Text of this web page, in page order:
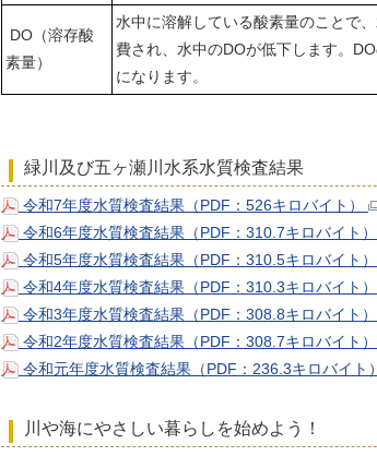
DO（溶存酸
素量）
水中に溶解している酸素量のことで
費され、水中のDOが低下します。
になります。
緑川及び五ヶ瀬川水系水質検査結果
令和7年度水質検査結果（PDF：526キロバイト）
令和6年度水質検査結果（PDF：310.7キロバイト）
令和5年度水質検査結果（PDF：310.5キロバイト）
令和4年度水質検査結果（PDF：310.3キロバイト）
令和3年度水質検査結果（PDF：308.8キロバイト）
令和2年度水質検査結果（PDF：308.7キロバイト）
令和元年度水質検査結果（PDF：236.3キロバイト
川や海にやさしい暮らしを始めよう！